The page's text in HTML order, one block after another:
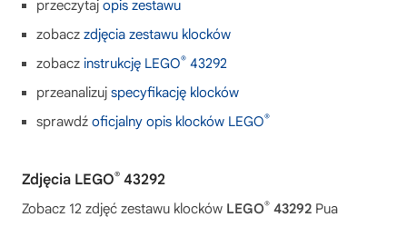
przeczytaj opis zestawu
zobacz zdjęcia zestawu klocków
zobacz instrukcję LEGO® 43292
przeanalizuj specyfikację klocków
sprawdź oficjalny opis klocków LEGO®
Zdjęcia LEGO® 43292
Zobacz 12 zdjęć zestawu klocków LEGO® 43292 Pua